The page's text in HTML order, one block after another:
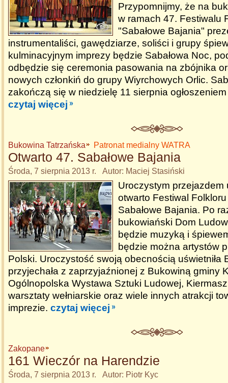
Przypomnijmy, że na
w ramach 47. Festiwalu
"Sabałowe Bajania"
instrumentaliści, gawędziarze, soliści i grupy
kulminacyjnym imprezy będzie Sabałowa Noc,
odbędzie się ceremonia pasowania na zbójnika
nowych członkiń do grupy Wiyrchowych Orlic.
zakończą się w niedzielę 11 sierpnia
czytaj więcej
Bukowina Tatrzańska Patronat medialny WATRA
Otwarto 47. Sabałowe Bajania
Środa, 7 sierpnia 2013 r. Autor: Maciej Stasiński
Uroczystym przejazdem
otwarto Festiwal
Sabałowe Bajania. Po
bukowiański Dom
będzie muzyką i
będzie można artystów
Polski. Uroczystość swoją obecnością uświetniła
przyjechała z zaprzyjaźnionej z Bukowiną gminy
Ogólnopolska Wystawa Sztuki Ludowej,
warsztaty wełniarskie oraz wiele innych atrakcji
imprezie. czytaj więcej
Zakopane
161 Wieczór na Harendzie
Środa, 7 sierpnia 2013 r. Autor: Piotr Kyc